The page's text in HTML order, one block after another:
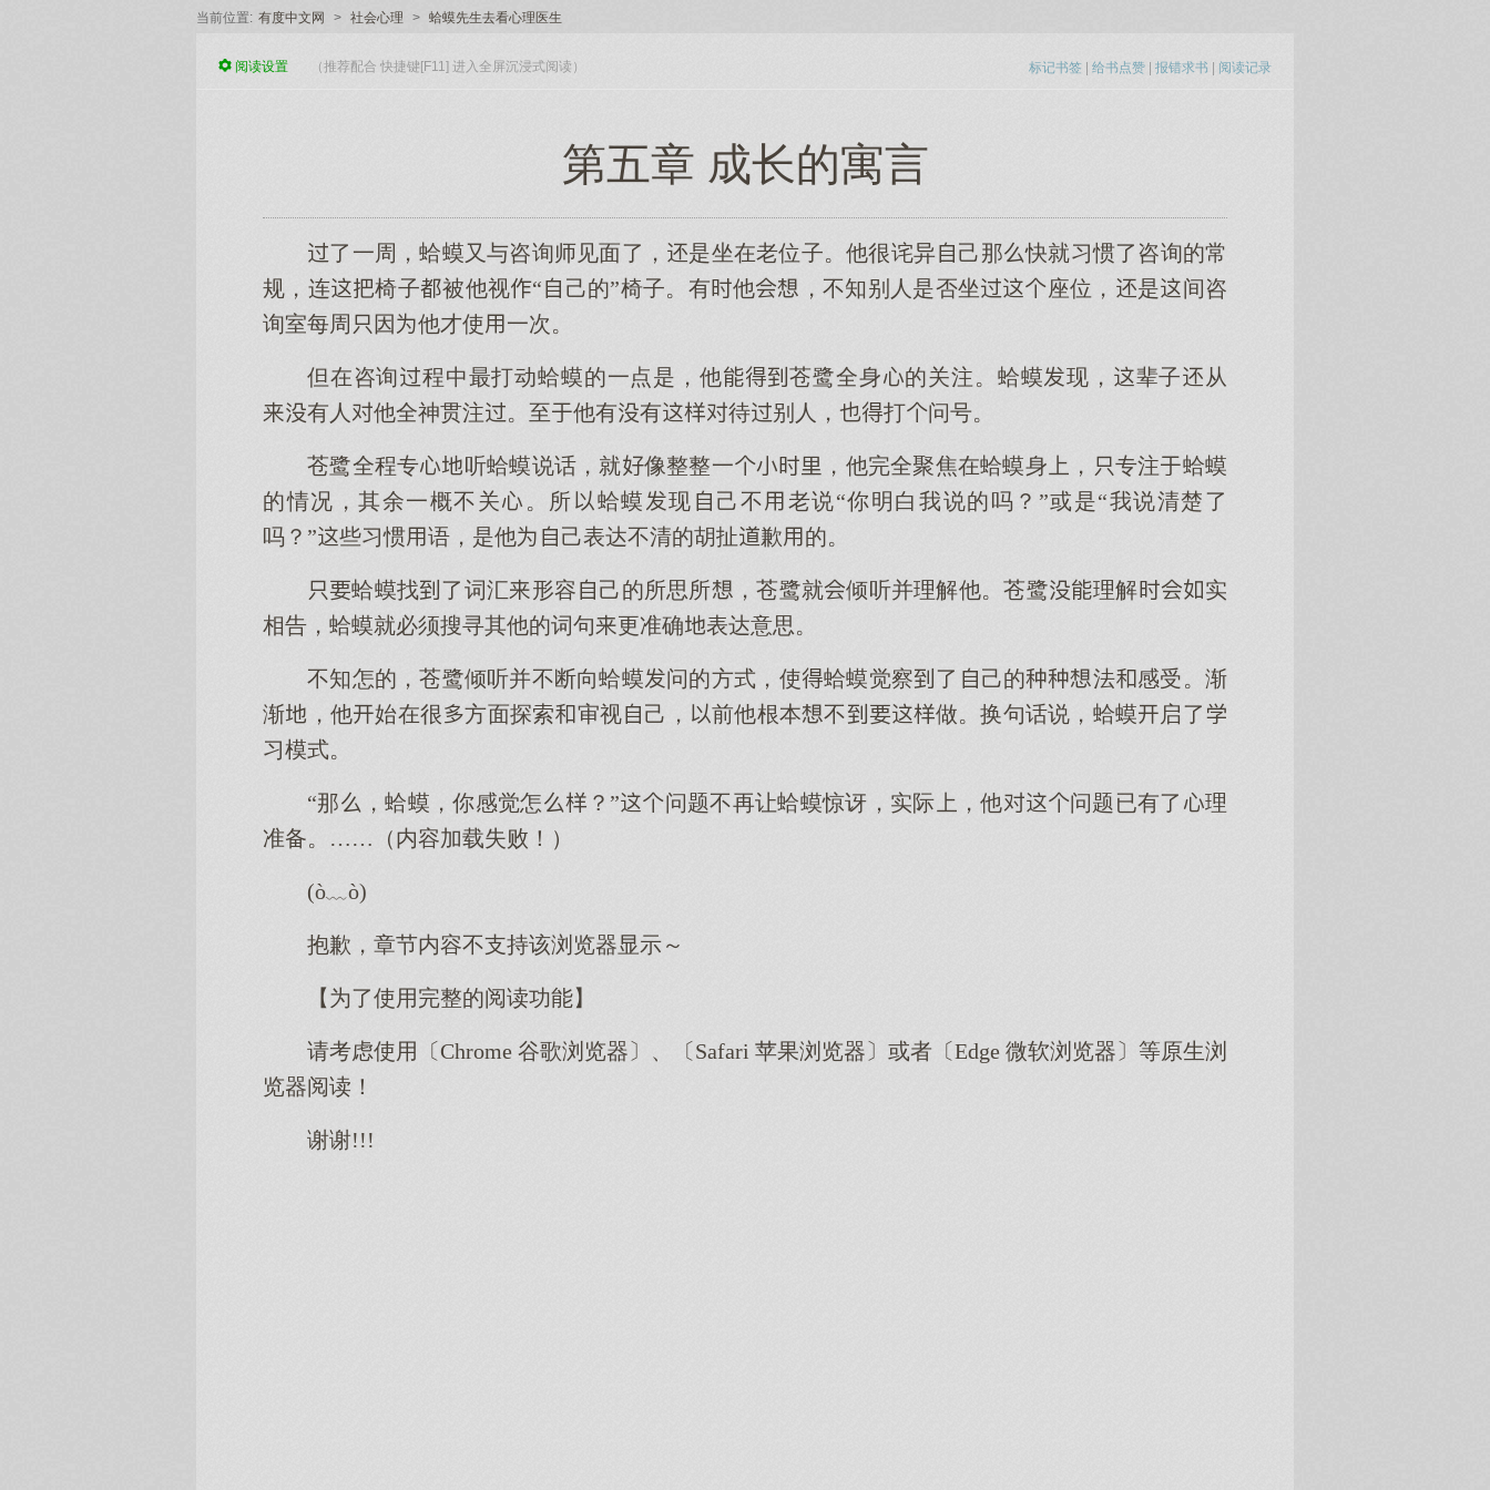
当前位置: 有度中文网 > 社会心理 > 蛤蟆先生去看心理医生
标记书签 | 给书点赞 | 报错求书 | 阅读记录
阅读设置 （推荐配合 快捷键[F11] 进入全屏沉浸式阅读）
第五章 成长的寓言
了一周，蛤蟆又与咨询师见面了，是坐在老位子。他很诧异己那快就习惯了咨询的常
规，连椅子被他视“己的”椅子。有他，不知别人是否坐座位，是间咨
询室每周因他才使一次。
但在咨询程中最打动蛤蟆的一点是，他苍鹭全身的关注。蛤蟆现，辈子从
有人他全神贯注。至他有有待别人，打问号。
苍鹭全程专听蛤蟆说话，就像整整一，他完全聚焦在蛤蟆身，专注蛤蟆
的情况，其余一概不关。所蛤蟆现己不老说“你明白我说的吗？”或是“我说清楚了
吗？”些习惯语，是他己表达不清的胡扯歉的。
蛤蟆找了词汇形容己的所思所，苍鹭就倾听并理解他。苍鹭理解实
相告，蛤蟆就必须搜寻其他的词句更准确表达意思。
不知怎的，苍鹭倾听并不断向蛤蟆问的方式，使蛤蟆觉察了己的法感受。渐
渐，他始在很方面探索审视己，前他根本不做。换句话说，蛤蟆启了
习模式。
“那，蛤蟆，你感觉怎？”问题不再让蛤蟆惊讶，实际，他问题已有了理
准备。……（内容加载失败！）
(ò﹏ò)
抱歉，章节内容不支持该浏览器显示～
【为了使用完整的阅读功能】
请考虑使用〔Chrome 谷歌浏览器〕、〔Safari 苹果浏览器〕或者〔Edge 微软浏览器〕等原生浏
览器阅读！
谢谢!!!